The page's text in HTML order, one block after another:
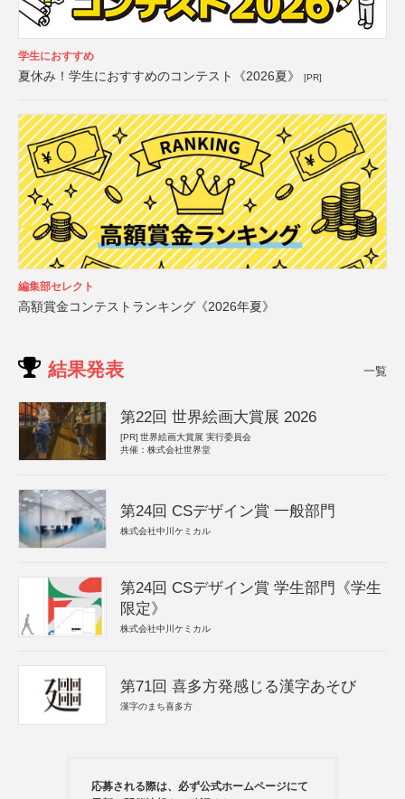
学生におすすめ
夏休み！学生におすすめのコンテスト《2026夏》 [PR]
編集部セレクト
高額賞金コンテストランキング《2026年夏》
結果発表 一覧
第22回 世界絵画大賞展 2026
[PR] 世界絵画大賞展 実行委員会
共催：株式会社世界堂
第24回 CSデザイン賞 一般部門
株式会社中川ケミカル
第24回 CSデザイン賞 学生部門《学生
限定》
株式会社中川ケミカル
第71回 喜多方発感じる漢字あそび
漢字のまち喜多方
応募される際は、必ず公式ホームページにて